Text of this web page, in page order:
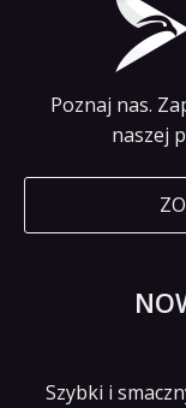
Poznaj nas.
naszej
Szybki i